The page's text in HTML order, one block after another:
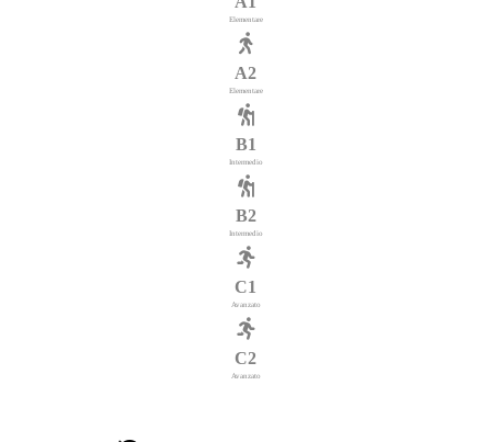
Elementare
A2
Elementare
B1
Intermedio
B2
Intermedio
C1
Avanzato
C2
Avanzato